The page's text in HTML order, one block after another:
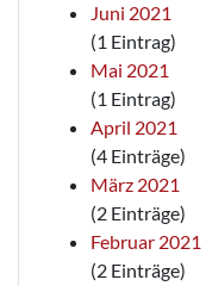
Juni 2021
(1 Eintrag)
Mai 2021
(1 Eintrag)
April 2021
(4 Einträge)
März 2021
(2 Einträge)
Februar 2021
(2 Einträge)